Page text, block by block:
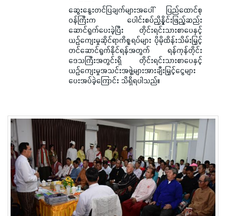
ဆွေးနွေးတင်ပြချက်များအပေါ် ပြည်ထောင်စု
ဝန်ကြီးက ပေါင်းစပ်ညှိနှိုင်းဖြည့်ဆည်း
ဆောင်ရွက်ပေးခဲ့ပြီး တိုင်းရင်းသားစာပေနှင့်
ယဉ်ကျေးမှုဆိုင်ရာကိစ္စရပ်များ ပိုမိုထိန်းသိမ်းမြှင့်
တင်ဆောင်ရွက်နိုင်ရန်အတွက် ရန်ကုန်တိုင်း
ဒေသကြီးအတွင်းရှိ တိုင်းရင်းသားစာပေနှင့်
ယဉ်ကျေးမှုအသင်းအဖွဲ့များအားချီးမြှင့်ငွေများ
ပေးအပ်ခဲ့ကြောင်း သိရှိရပါသည်။